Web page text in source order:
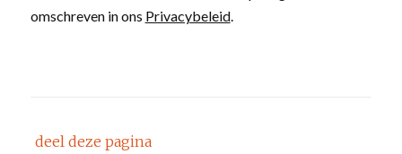
omschreven in ons Privacybeleid.
deel deze pagina